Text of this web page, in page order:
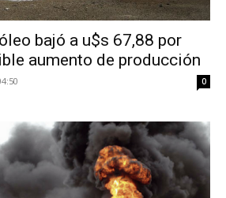
bajó a u$s 67,88 por
aumento de producción
0